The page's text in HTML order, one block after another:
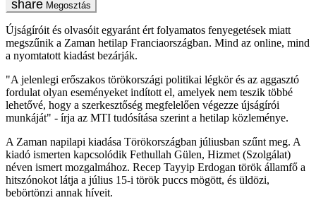
Megosztás
Újságíróit és olvasóit egyaránt ért folyamatos fenyegetések miatt
megszűnik a Zaman hetilap Franciaországban. Mind az online, mind
a nyomtatott kiadást bezárják.
"A jelenlegi erőszakos törökországi politikai légkör és az aggasztó
fordulat olyan eseményeket indított el, amelyek nem teszik többé
lehetővé, hogy a szerkesztőség megfelelően végezze újságírói
munkáját" - írja az MTI tudósítása szerint a hetilap közleménye.
A Zaman napilapi kiadása Törökországban júliusban szűnt meg. A
kiadó ismerten kapcsolódik Fethullah Gülen, Hizmet (Szolgálat)
néven ismert mozgalmához. Recep Tayyip Erdogan török államfő a
hitszónokot látja a július 15-i török puccs mögött, és üldözi,
bebörtönzi annak híveit.